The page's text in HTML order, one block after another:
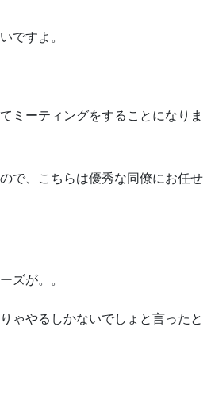
ですよ。
ミーティングをすることになりま
で、こちらは優秀な同僚にお任せ
ズが。。
ゃやるしかないでしょと言ったと